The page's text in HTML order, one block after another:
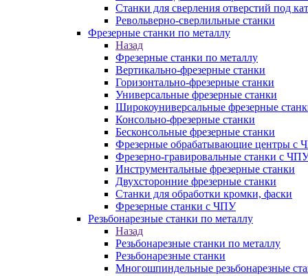
Станки для сверления отверстий под
Револьверно-сверлильные станки
Фрезерные станки по металлу
Назад
Фрезерные станки по металлу
Вертикально-фрезерные станки
Горизонтально-фрезерные станки
Универсальные фрезерные станки
Широкоуниверсальные фрезерные
Консольно-фрезерные станки
Бесконсольные фрезерные станки
Фрезерные обрабатывающие центры с
Фрезерно-гравировальные станки с
Инструментальные фрезерные станки
Двухсторонние фрезерные станки
Станки для обработки кромки, фаски
Фрезерные станки с ЧПУ
Резьбонарезные станки по металлу
Назад
Резьбонарезные станки по металлу
Резьбонарезные станки
Многошпиндельные резьбонарезные